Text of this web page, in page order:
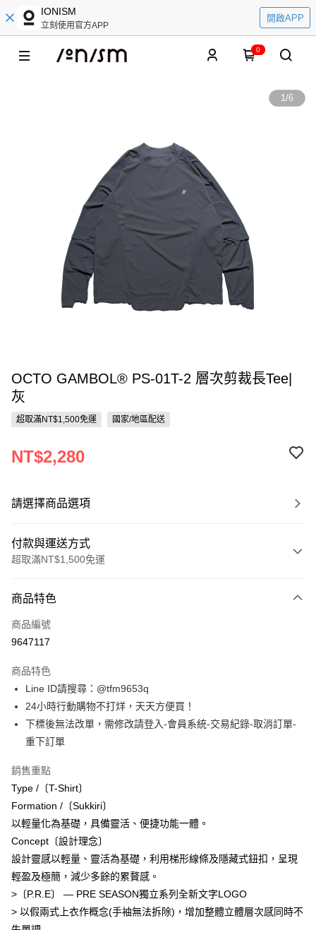
IONISM
立刻使用官方APP
開啟APP
0
1/6
OCTO GAMBOL® PS-01T-2 層次剪裁長Tee|
灰
超取滿NT$1,500免運 國家/地區配送
NT$2,280
請選擇商品選項
付款與運送方式
超取滿NT$1,500免運
信用卡一次付款
信用卡分期付款
合作金庫商業銀行
華南商業銀行
上海商業儲蓄銀行
台北富邦商業銀行
國泰世華商業銀行
兆豐國際商業銀行
臺灣中小企業銀行
聯邦商業銀行
元大商業銀行
台新國際商業銀行
台灣樂天信用卡公司
超商取貨付款
LINE Pay
Apple Pay
悠遊付
AFTEE先享後付
相關說明
【關於「AFTEE先享後付」】
AFTEE先享後付是「在收到商品之後才付款」的支付方式。 讓您購物簡單
便利好安心！
１．簡單：不需註冊會員、不需綁卡、不需儲值。
２．便利：只要手機號碼，簡訊認證，即可結帳。
３．安心：先確認商品／服務後，再付款。
ATM付款
運送方式
全家取貨付款
商品特色
商品編號
9647117
商品特色
Line ID請搜尋：@tfm9653q
24小時行動購物不打烊，天天方便買！
下標後無法改單，需修改請登入-會員系統-交易紀錄-取消訂單-
重下訂單
銷售重點
Type /〔T-Shirt〕
Formation /〔Sukkiri〕
以輕量化為基礎，具備靈活、便捷功能一體。
Concept〔設計理念〕
設計靈感以輕量、靈活為基礎，利用梯形線條及隱藏式鈕扣，呈現
輕盈及極簡，減少多餘的累贅感。
>〔P.R.E〕 — PRE SEASON獨立系列全新文字LOGO
> 以假兩式上衣作概念(手袖無法拆除)，增加整體立體層次感同時不